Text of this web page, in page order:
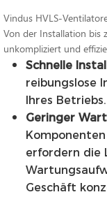
Vindus HVLS-
Von der Installation bis
unkompliziert und
Schnelle
reibungslose
Ihres Betriebs.
Geringer
erfordern die
Geschäft